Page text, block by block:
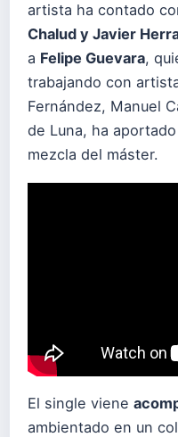
artista ha contado
Chalud y Javier
a Felipe Guevara,
trabajando con
Fernández, Manuel
de Luna, ha
mezcla del máster.
El single viene
ambientado en un